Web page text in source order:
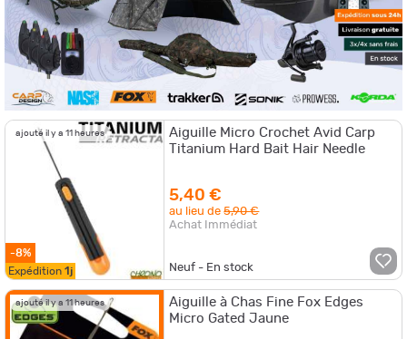
ajouté il y a 11 heures
-8%
Expédition 1j
Aiguille Micro Crochet Avid Carp
Titanium Hard Bait Hair Needle
5,40 €
au lieu de5,90 €
Achat Immédiat
Neuf - En stock
ajouté il y a 11 heures
Aiguille à Chas Fine Fox Edges
Micro Gated Jaune